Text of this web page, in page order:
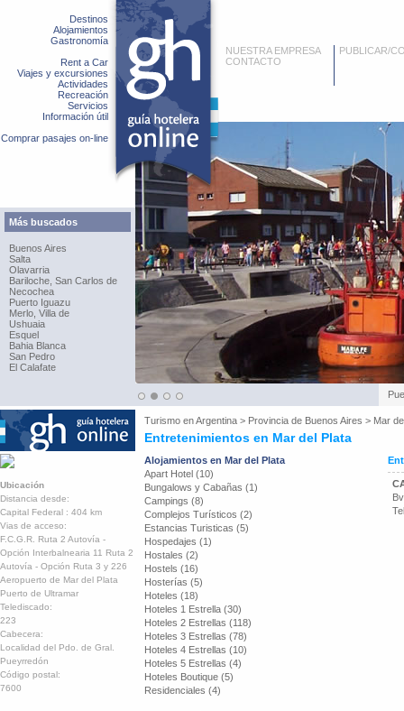
Destinos
Alojamientos
Gastronomía
Rent a Car
Viajes y excursiones
Actividades
Recreación
Servicios
Información útil
Comprar pasajes on-line
Más buscados
Buenos Aires
Salta
Olavarria
Bariloche, San Carlos de
Necochea
Puerto Iguazu
Merlo, Villa de
Ushuaia
Esquel
Bahia Blanca
San Pedro
El Calafate
NUESTRA EMPRESA
CONTACTO
PUBLICAR/
Turismo enArgentina > Provincia de Buenos Aires > Mar
Entretenimientos en Mar del Plata
Ubicación
Distancia desde:
Capital Federal : 404 km
Vias de acceso:
F.C.G.R. Ruta 2 Autovía -
Opción Interbalnearia 11 Ruta 2
Autovía - Opción Ruta 3 y 226
Aeropuerto de Mar del Plata
Puerto de Ultramar
Telediscado:
223
Cabecera:
Localidad del Pdo. de Gral.
Pueyrredón
Código postal:
7600
Alojamientos en Mar del Plata
Apart Hotel (10)
Bungalows y Cabañas (1)
Campings (8)
Complejos Turísticos (2)
Estancias Turisticas (5)
Hospedajes (1)
Hostales (2)
Hostels (16)
Hosterías (5)
Hoteles (18)
Hoteles 1 Estrella (30)
Hoteles 2 Estrellas (118)
Hoteles 3 Estrellas (78)
Hoteles 4 Estrellas (10)
Hoteles 5 Estrellas (4)
Hoteles Boutique (5)
Residenciales (4)